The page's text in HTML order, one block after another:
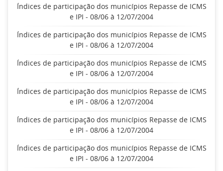
Índices de participação dos municípios Repasse de ICMS
e IPI - 08/06 à 12/07/2004
Índices de participação dos municípios Repasse de ICMS
e IPI - 08/06 à 12/07/2004
Índices de participação dos municípios Repasse de ICMS
e IPI - 08/06 à 12/07/2004
Índices de participação dos municípios Repasse de ICMS
e IPI - 08/06 à 12/07/2004
Índices de participação dos municípios Repasse de ICMS
e IPI - 08/06 à 12/07/2004
Índices de participação dos municípios Repasse de ICMS
e IPI - 08/06 à 12/07/2004